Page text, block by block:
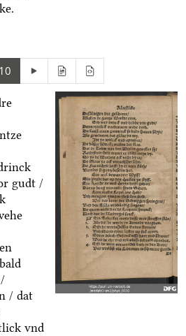
10
gudt /
/ dat
vnd